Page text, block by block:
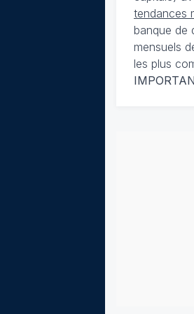
tendances
banque de
mensuels
les plus